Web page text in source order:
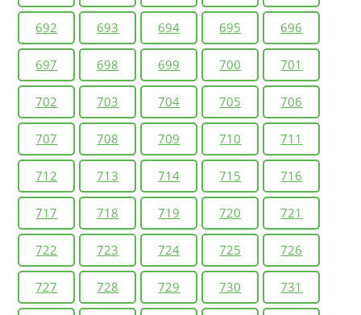
692 693 694 695 696
697 698 699 700 701
702 703 704 705 706
707 708 709 710 711
712 713 714 715 716
717 718 719 720 721
722 723 724 725 726
727 728 729 730 731